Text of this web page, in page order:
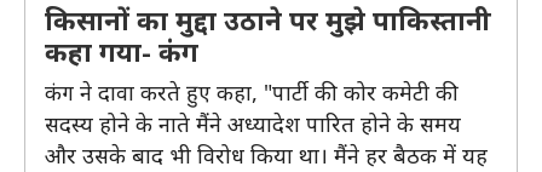
किसानों का मुद्दा उठाने पर मुझे पाकिस्तानी
कहा गया- कंग
कंग ने दावा करते हुए कहा, "पार्टी की कोर कमेटी की
सदस्य होने के नाते मैंने अध्यादेश पारित होने के समय
और उसके बाद भी विरोध किया था। मैंने हर बैठक में यह